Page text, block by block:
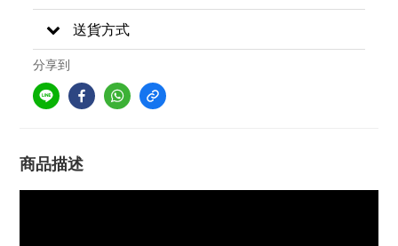
送貨方式
分享到
商品描述